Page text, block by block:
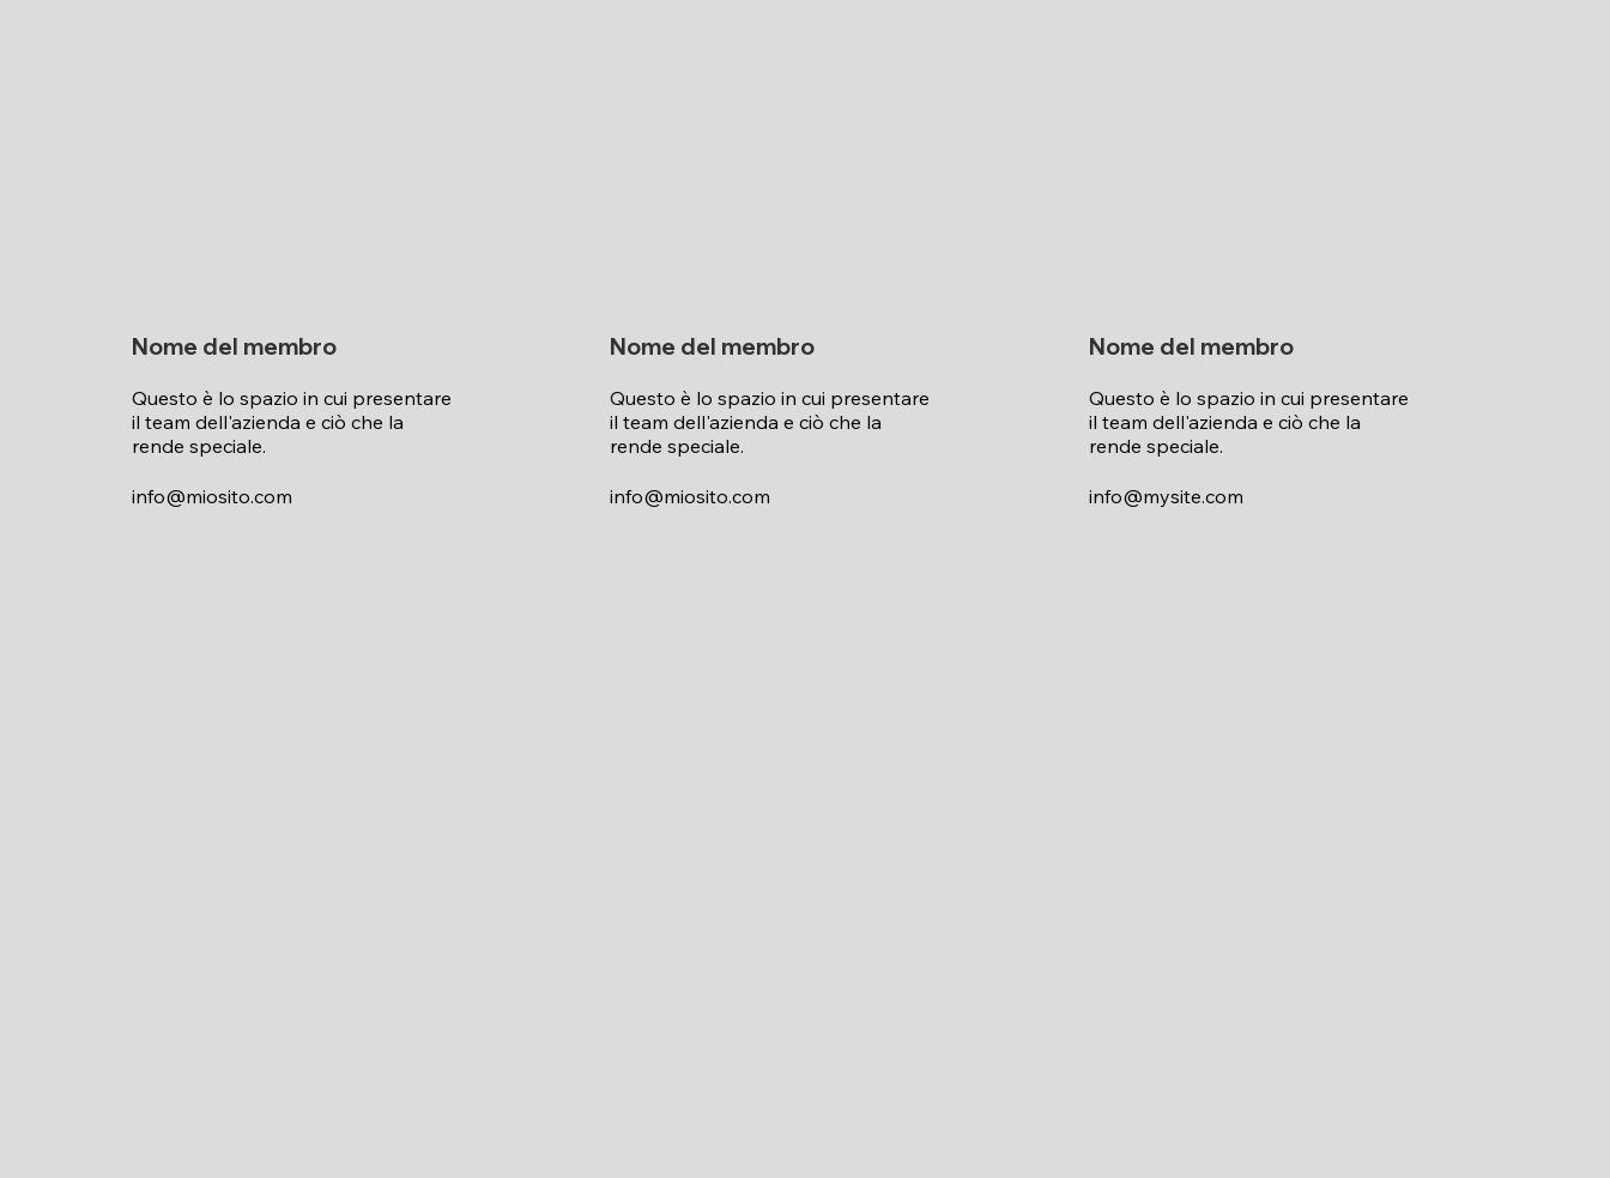
Nome del membro
Questo è lo spazio in cui presentare
il team dell'azienda e ciò che la
rende speciale.
info@miosito.com
Nome del membro
Questo è lo spazio in cui presentare
il team dell'azienda e ciò che la
rende speciale.
info@miosito.com
Nome del membro
Questo è lo spazio in cui presentare
il team dell'azienda e ciò che la
rende speciale.
info@mysite.com